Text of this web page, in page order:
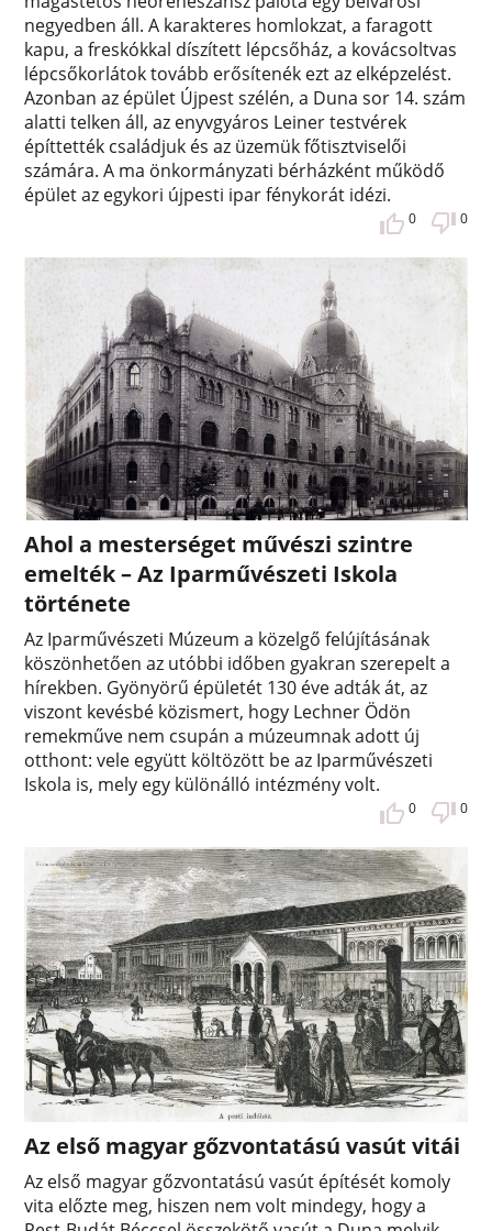
negyedben áll. A karakteres homlokzat, a faragott
kapu, a freskókkal díszített lépcsőház, a kovácsoltvas
lépcsőkorlátok tovább erősítenék ezt az elképzelést.
Azonban az épület Újpest szélén, a Duna sor 14. szám
alatti telken áll, az enyvgyáros Leiner testvérek
építtették családjuk és az üzemük főtisztviselői
számára. A ma önkormányzati bérházként működő
épület az egykori újpesti ipar fénykorát idézi.
0 0
Ahol a mesterséget művészi szintre
emelték – Az Iparművészeti Iskola
története
Az Iparművészeti Múzeum a közelgő felújításának
köszönhetően az utóbbi időben gyakran szerepelt a
hírekben. Gyönyörű épületét 130 éve adták át, az
viszont kevésbé közismert, hogy Lechner Ödön
remekműve nem csupán a múzeumnak adott új
otthont: vele együtt költözött be az Iparművészeti
Iskola is, mely egy különálló intézmény volt.
0 0
Az első magyar gőzvontatású vasút vitái
Az első magyar gőzvontatású vasút építését komoly
vita előzte meg, hiszen nem volt mindegy, hogy a